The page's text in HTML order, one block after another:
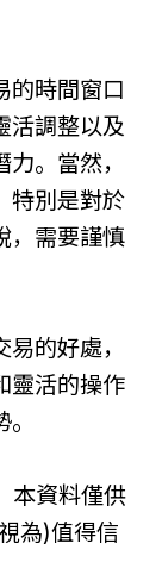
的時間窗口
活調整以及
。當然，
特別是對於
，需要謹慎
的好處，
靈活的操作
本資料僅供
為)值得信